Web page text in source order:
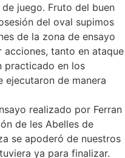
juego. Fruto del buen
del oval supimos
de la zona de ensayo
tanto en ataque
practicado en los
ejecutaron de manera
realizado por Ferran
de les Abelles de
se apoderó de nuestros
ya para finalizar.